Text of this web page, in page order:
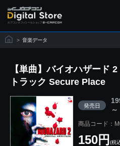
> 音楽データ
【単曲】バイオハザード
トラック Secure Place
発売日
～
商品コード：
150円 (税